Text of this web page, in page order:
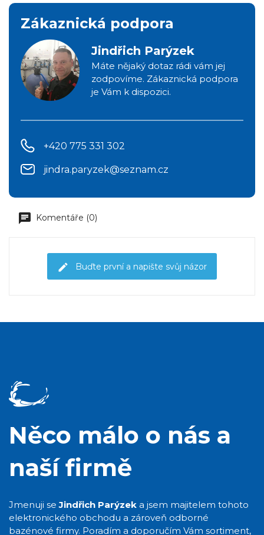
Zákaznická podpora
Jindřich Parýzek
Máte nějaký dotaz rádi vám jej
zodpovíme. Zákaznická podpora
je Vám k dispozici.
+420 775 331 302
jindra.paryzek@seznam.cz
Komentáře (0)
Buďte první a napište svůj názor
Něco málo o nás a
naší firmě
Jmenuji seJindřich Parýzek a jsem majitelem tohoto
elektronického obchodu a zároveň odborné
bazénové firmy. Poradím a doporučím Vám sortiment,